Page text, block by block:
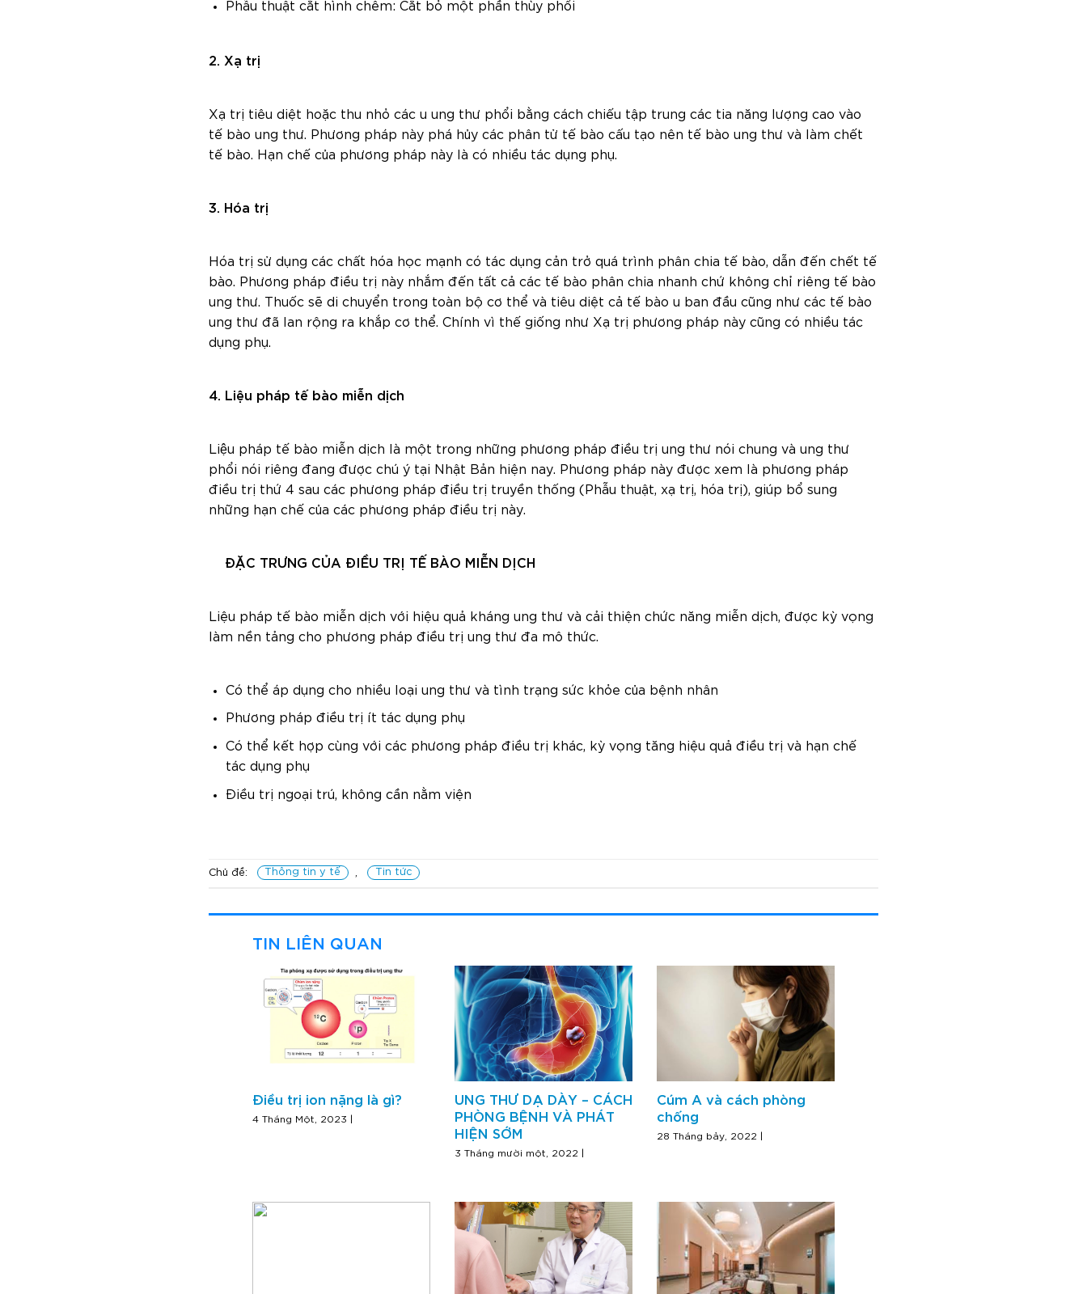
Phẫu thuật cắt hình chêm: Cắt bỏ một phần thùy phổi
2. Xạ trị
Xạ trị tiêu diệt hoặc thu nhỏ các u ung thư phổi bằng cách chiếu tập trung các tia năng lượng cao vào
tế bào ung thư. Phương pháp này phá hủy các phân tử tế bào cấu tạo nên tế bào ung thư và làm chết
tế bào. Hạn chế của phương pháp này là có nhiều tác dụng phụ.
3. Hóa trị
Hóa trị sử dụng các chất hóa học mạnh có tác dụng cản trở quá trình phân chia tế bào, dẫn đến chết tế
bào. Phương pháp điều trị này nhắm đến tất cả các tế bào phân chia nhanh chứ không chỉ riêng tế bào
ung thư. Thuốc sẽ di chuyển trong toàn bộ cơ thể và tiêu diệt cả tế bào u ban đầu cũng như các tế bào
ung thư đã lan rộng ra khắp cơ thể. Chính vì thế giống như Xạ trị phương pháp này cũng có nhiều tác
dụng phụ.
4. Liệu pháp tế bào miễn dịch
Liệu pháp tế bào miễn dịch là một trong những phương pháp điều trị ung thư nói chung và ung thư
phổi nói riêng đang được chú ý tại Nhật Bản hiện nay. Phương pháp này được xem là phương pháp
điều trị thứ 4 sau các phương pháp điều trị truyền thống (Phẫu thuật, xạ trị, hóa trị), giúp bổ sung
những hạn chế của các phương pháp điều trị này.
ĐẶC TRƯNG CỦA ĐIỀU TRỊ TẾ BÀO MIỄN DỊCH
Liệu pháp tế bào miễn dịch với hiệu quả kháng ung thư và cải thiện chức năng miễn dịch, được kỳ vọng
làm nền tảng cho phương pháp điều trị ung thư đa mô thức.
Có thể áp dụng cho nhiều loại ung thư và tình trạng sức khỏe của bệnh nhân
Phương pháp điều trị ít tác dụng phụ
Có thể kết hợp cùng với các phương pháp điều trị khác, kỳ vọng tăng hiệu quả điều trị và hạn chế
tác dụng phụ
Điều trị ngoại trú, không cần nằm viện
Chủ đề: Thông tin y tế Tin tức
TIN LIÊN QUAN
Điều trị ion nặng là gì?
4 Tháng Một, 2023 |
UNG THƯ DẠ DÀY – CÁCH
PHÒNG BỆNH VÀ PHÁT
HIỆN SỚM
3 Tháng mười một, 2022 |
Cúm A và cách phòng
chống
28 Tháng bảy, 2022 |